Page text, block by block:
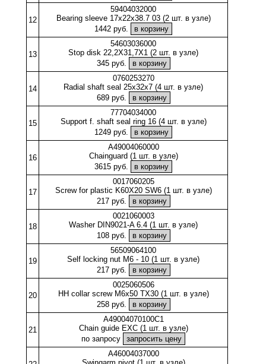
12
59404032000
Bearing sleeve 17x22x38.7 03 (2 шт. в узле)
1442 руб.
13
54603036000
Stop disk 22,2X31,7X1 (2 шт. в узле)
345 руб.
14
0760253270
Radial shaft seal 25x32x7 (4 шт. в узле)
689 руб.
15
77704034000
Support f. shaft seal ring 16 (4 шт. в узле)
1249 руб.
16
A49004060000
Chainguard (1 шт. в узле)
3615 руб.
17
0017060205
Screw for plastic K60X20 SW6 (1 шт. в узле)
217 руб.
18
0021060003
Washer DIN9021-A 6.4 (1 шт. в узле)
108 руб.
19
56509064100
Self locking nut M6 - 10 (1 шт. в узле)
217 руб.
20
0025060506
HH collar screw M6x50 TX30 (1 шт. в узле)
258 руб.
21
A49004070100C1
Chain guide EXC (1 шт. в узле)
по запросу
A46004037000